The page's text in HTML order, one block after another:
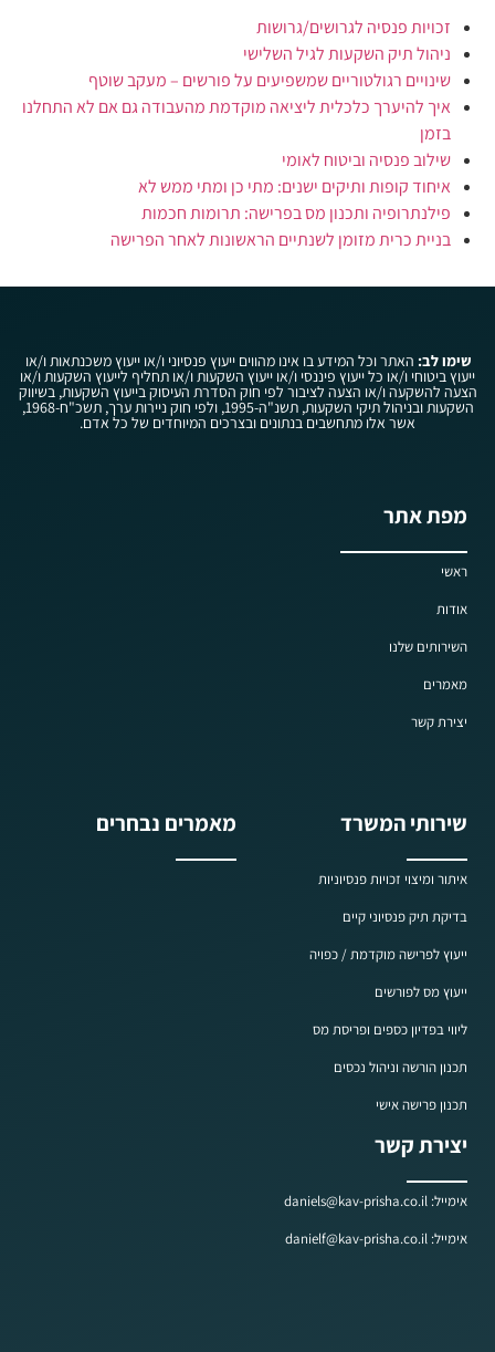
זכויות פנסיה לגרושים/גרושות
ניהול תיק השקעות לגיל השלישי
שינויים רגולטוריים שמשפיעים על פורשים – מעקב שוטף
איך להיערך כלכלית ליציאה מוקדמת מהעבודה גם אם לא התחלנו
בזמן
שילוב פנסיה וביטוח לאומי
איחוד קופות ותיקים ישנים: מתי כן ומתי ממש לא
פילנתרופיה ותכנון מס בפרישה: תרומות חכמות
בניית כרית מזומן לשנתיים הראשונות לאחר הפרישה
שימו לב: האתר וכל המידע בו אינו מהווים ייעוץ פנסיוני ו/או ייעוץ משכנתאות ו/או
ייעוץ ביטוחי ו/או כל ייעוץ פיננסי ו/או ייעוץ השקעות ו/או תחליף לייעוץ השקעות ו/או
הצעה להשקעה ו/או הצעה לציבור לפי חוק הסדרת העיסוק בייעוץ השקעות, בשיווק
השקעות ובניהול תיקי השקעות, תשנ"ה-1995, ולפי חוק ניירות ערך, תשכ"ח-1968,
אשר אלו מתחשבים בנתונים ובצרכים המיוחדים של כל אדם.
מפת אתר
ראשי
אודות
השירותים שלנו
מאמרים
יצירת קשר
שירותי המשרד
איתור ומיצוי זכויות פנסיוניות
בדיקת תיק פנסיוני קיים
ייעוץ לפרישה מוקדמת / כפויה
ייעוץ מס לפורשים
ליווי בפדיון כספים ופריסת מס
תכנון הורשה וניהול נכסים
תכנון פרישה אישי
מאמרים נבחרים
יצירת קשר
אימייל: daniels@kav-prisha.co.il
אימייל: danielf@kav-prisha.co.il